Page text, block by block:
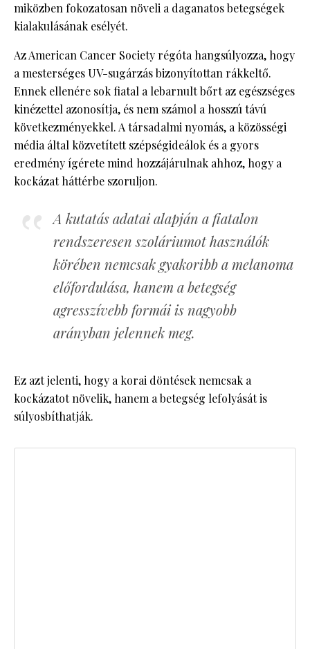
miközben fokozatosan növeli a daganatos betegségek
kialakulásának esélyét.
Az American Cancer Society régóta hangsúlyozza, hogy
a mesterséges UV-sugárzás bizonyítottan rákkeltő.
Ennek ellenére sok fiatal a lebarnult bőrt az egészséges
kinézettel azonosítja, és nem számol a hosszú távú
következményekkel. A társadalmi nyomás, a közösségi
média által közvetített szépségideálok és a gyors
eredmény ígérete mind hozzájárulnak ahhoz, hogy a
kockázat háttérbe szoruljon.
A kutatás adatai alapján a fiatalon
rendszeresen szoláriumot használók
körében nemcsak gyakoribb a melanoma
előfordulása, hanem a betegség
agresszívebb formái is nagyobb
arányban jelennek meg.
Ez azt jelenti, hogy a korai döntések nemcsak a
kockázatot növelik, hanem a betegség lefolyását is
súlyosbíthatják.